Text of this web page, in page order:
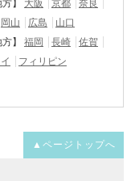
】 大阪 京都
奈良
岡山 広島
山口
】 福岡 長崎
佐賀
フィリピン
▲ページトップへ